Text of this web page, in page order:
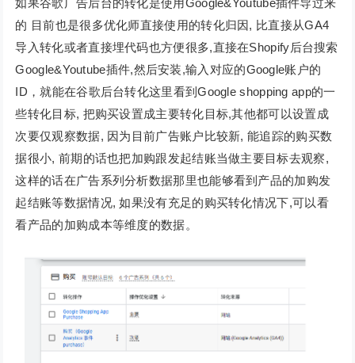
如果谷歌广告后台的转化是使用Google&Youtube插件导过来
的 目前也是很多优化师直接使用的转化归因, 比直接从GA4
导入转化或者直接埋代码也方便很多,直接在Shopify后台搜索
Google&Youtube插件,然后安装,输入对应的Google账户的
ID，就能在谷歌后台转化这里看到Google shopping app的一
些转化目标, 把购买设置成主要转化目标,其他都可以设置成
次要仅观察数据, 因为目前广告账户比较新, 能追踪的购买数
据很小, 前期的话也把加购跟发起结账当做主要目标去观察,
这样的话在广告系列分析数据那里也能够看到产品的加购发
起结账等数据情况, 如果没有充足的购买转化情况下,可以看
看产品的加购成本等维度的数据。